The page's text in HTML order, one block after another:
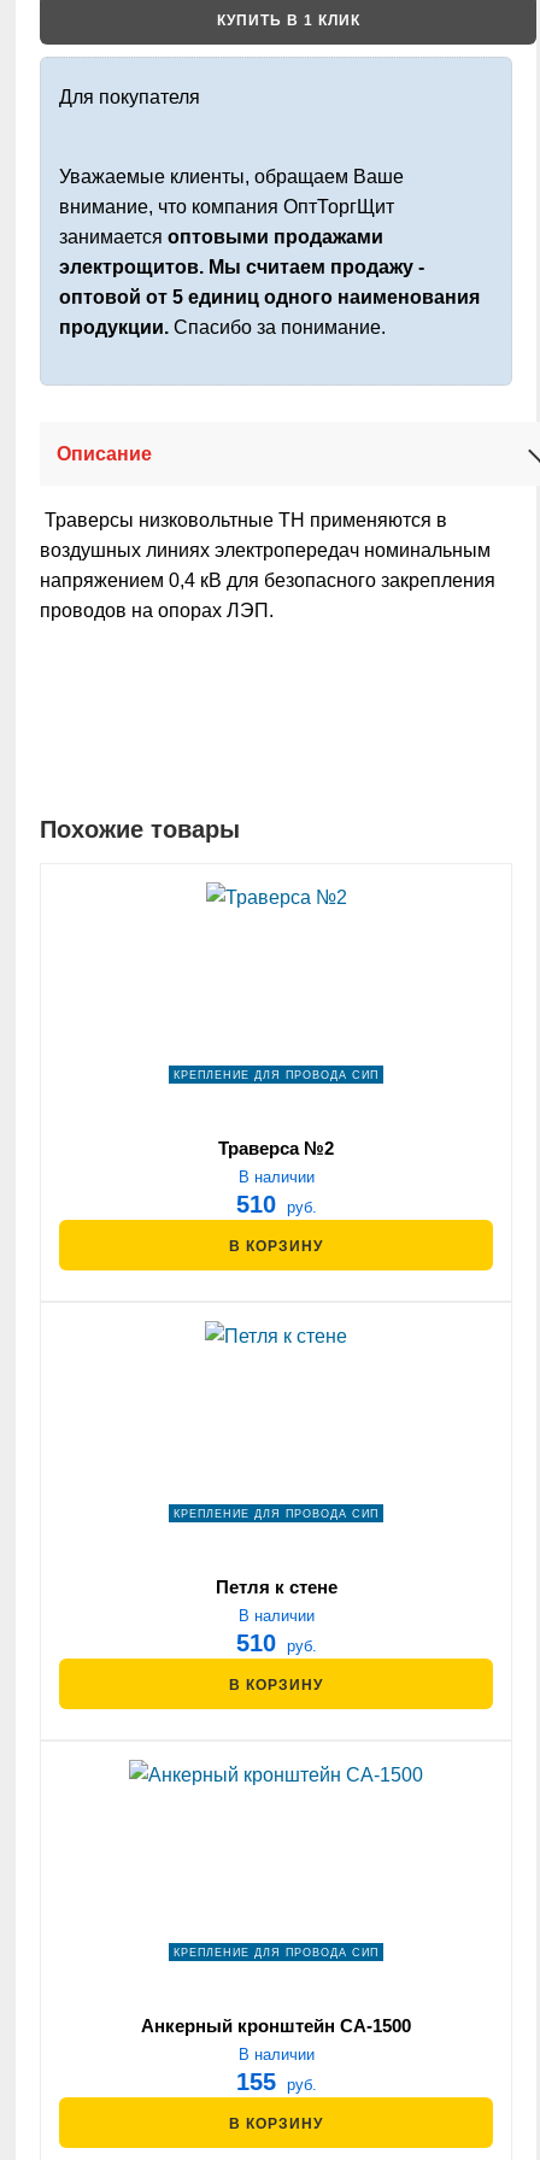
КУПИТЬ В 1 КЛИК
Для покупателя
Уважаемые клиенты, обращаем Ваше
внимание, что компания ОптТоргЩит
занимается оптовыми продажами
электрощитов. Мы считаем продажу -
оптовой от 5 единиц одного наименования
продукции. Спасибо за понимание.
Описание
Траверсы низковольтные ТН применяются в
воздушных линиях электропередач номинальным
напряжением 0,4 кВ для безопасного закрепления
проводов на опорах ЛЭП.
Похожие товары
КРЕПЛЕНИЕ ДЛЯ ПРОВОДА СИП
Траверса №2
В наличии
510 руб.
В КОРЗИНУ
КРЕПЛЕНИЕ ДЛЯ ПРОВОДА СИП
Петля к стене
В наличии
510 руб.
В КОРЗИНУ
КРЕПЛЕНИЕ ДЛЯ ПРОВОДА СИП
Анкерный кронштейн СА-1500
В наличии
155 руб.
В КОРЗИНУ